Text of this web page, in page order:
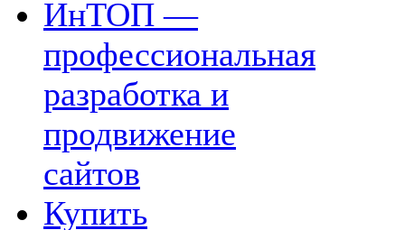
ИнТОП —
профессиональная
разработка и
продвижение
сайтов
Купить